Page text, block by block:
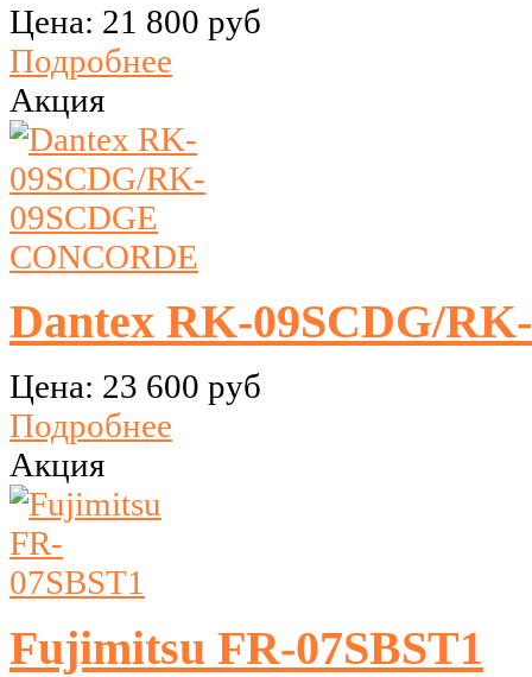
Цена: 21 800 руб
Подробнее
Акция
Dantex RK-09SCDG/
Цена: 23 600 руб
Подробнее
Акция
Fujimitsu FR-07SBST1